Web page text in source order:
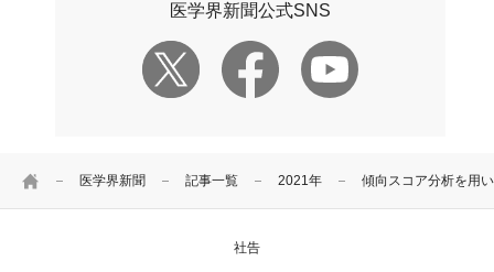
HOME 医学界新聞 記事一覧 2021年 傾向スコア分析を用
医学界新聞公式SNS
社告